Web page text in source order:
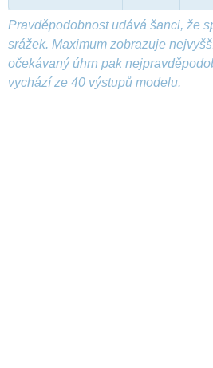
Pravděpodobnost udává šanci, že
srážek. Maximum zobrazuje
očekávaný úhrn pak
vychází ze 40 výstupů modelu.